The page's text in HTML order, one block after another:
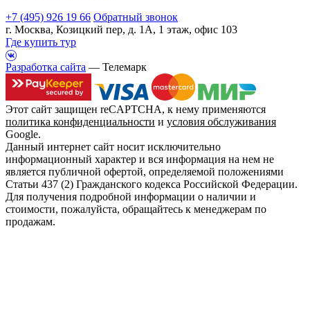
+7 (495) 926 19 66 Обратный звонок
г. Москва, Козицкий пер, д. 1А, 1 этаж, офис 103
Где купить тур
Разработка сайта — Телемарк
Этот сайт защищен reCAPTCHA, к нему применяются
политика конфиденциальности и условия обслуживания
Google.
Данный интернет сайт носит исключительно
информационный характер и вся информация на нем не
является публичной офертой, определяемой положениями
Статьи 437 (2) Гражданского кодекса Российской Федерации.
Для получения подробной информации о наличии и
стоимости, пожалуйста, обращайтесь к менеджерам по
продажам.